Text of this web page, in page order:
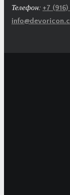
Телефон: +7